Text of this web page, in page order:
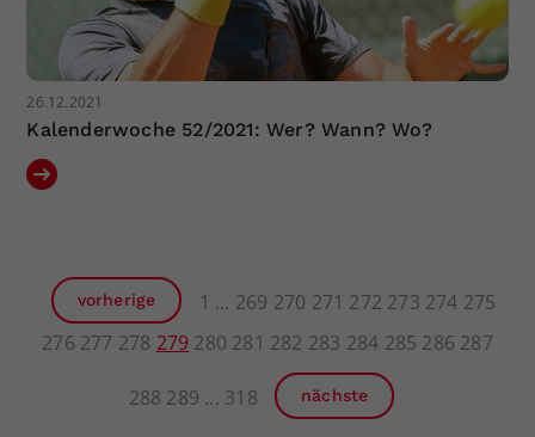
26.12.2021
Kalenderwoche 52/2021: Wer? Wann? Wo?
vorherige 1 269 270 271 272 273 274 275
276 277 278 279 280 281 282 283 284 285 286 287
288 289 318 nächste